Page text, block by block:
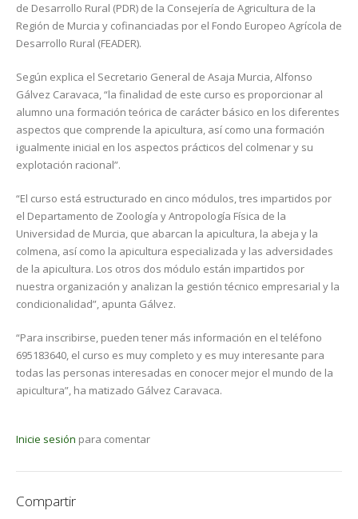
de Desarrollo Rural (PDR) de la Consejería de Agricultura de la
Región de Murcia y cofinanciadas por el Fondo Europeo Agrícola de
Desarrollo Rural (FEADER).
Según explica el Secretario General de Asaja Murcia, Alfonso
Gálvez Caravaca, “la finalidad de este curso es proporcionar al
alumno una formación teórica de carácter básico en los diferentes
aspectos que comprende la apicultura, así como una formación
igualmente inicial en los aspectos prácticos del colmenar y su
explotación racional”.
“El curso está estructurado en cinco módulos, tres impartidos por
el Departamento de Zoología y Antropología Física de la
Universidad de Murcia, que abarcan la apicultura, la abeja y la
colmena, así como la apicultura especializada y las adversidades
de la apicultura. Los otros dos módulo están impartidos por
nuestra organización y analizan la gestión técnico empresarial y la
condicionalidad”, apunta Gálvez.
“Para inscribirse, pueden tener más información en el teléfono
695183640, el curso es muy completo y es muy interesante para
todas las personas interesadas en conocer mejor el mundo de la
apicultura”, ha matizado Gálvez Caravaca.
Inicie sesión para comentar
Compartir